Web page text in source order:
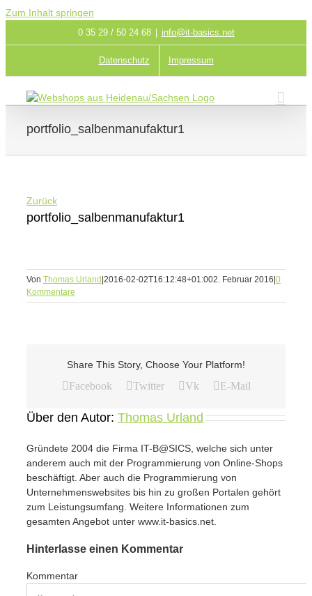
Zum Inhalt springen
0 35 29 / 50 24 68 info@it-basics.net
Datenschutz Impressum
portfolio_salbenmanufaktur1
Zurück
portfolio_salbenmanufaktur1
Von Thomas Urland 2016-02-02T16:12:48+01:002. Februar 2016 0
Kommentare
Share This Story, Choose Your Platform!
Facebook Twitter Vk E-Mail
Über den Autor: Thomas Urland
Gründete 2004 die Firma IT-B@SICS, welche sich unter
anderem auch mit der Programmierung von Online-Shops
beschäftigt. Aber auch die Programmierung von
Unternehmenswebsites bis hin zu großen Portalen gehört
zum Leistungsumfang. Weitere Informationen zum
gesamten Angebot unter www.it-basics.net.
Hinterlasse einen Kommentar
Kommentar